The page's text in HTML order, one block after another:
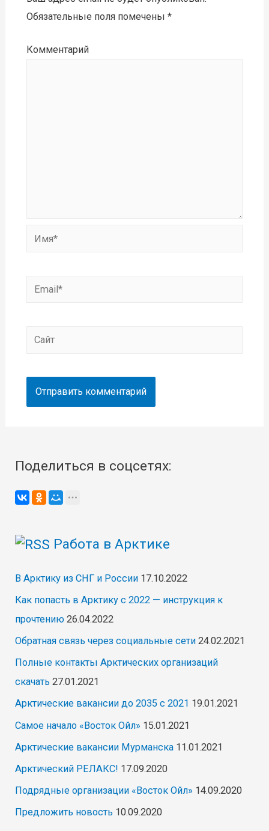
Обязательные поля помечены *
Комментарий
Имя*
Email*
Сайт
Поделиться в соцсетях:
Работа в Арктике
В Арктику из СНГ и России 17.10.2022
Как попасть в Арктику с 2022 — инструкция к
прочтению 26.04.2022
Обратная связь через социальные сети 24.02.2021
Полные контакты Арктических организаций
скачать 27.01.2021
Арктические вакансии до 2035 с 2021 19.01.2021
Самое начало «Восток Ойл» 15.01.2021
Арктические вакансии Мурманска 11.01.2021
Арктический РЕЛАКС! 17.09.2020
Подрядные организации «Восток Ойл» 14.09.2020
Предложить новость 10.09.2020